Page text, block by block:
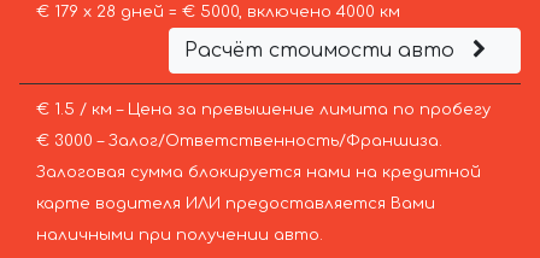
€ 179 х 28 дней = € 5000, включено 4000 км
Расчёт стоимости авто
€ 1.5 / км – Цена за превышение лимита по пробегу
€ 3000 – Залог/Ответственность/Франшиза.
Залоговая сумма блокируется нами на кредитной
карте водителя ИЛИ предоставляется Вами
наличными при получении авто.